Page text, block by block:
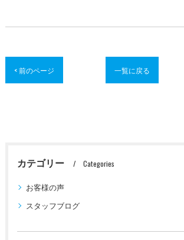
< 前のページ 一覧に戻る
カテゴリー Categories
お客様の声
スタッフブログ